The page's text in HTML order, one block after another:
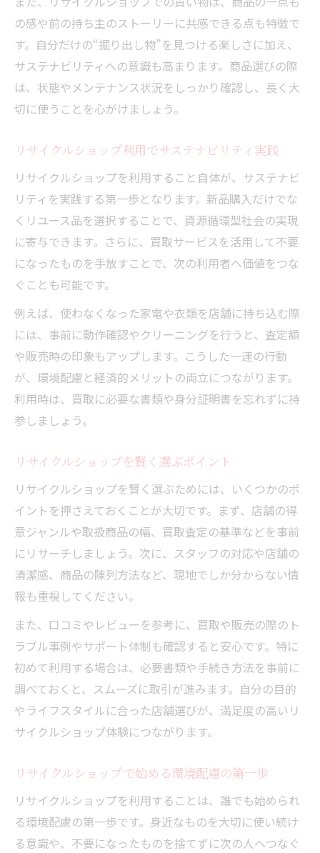
の感や前の持ち主のストーリーに共感できる点も特徴で
す。自分だけの“掘り出し物”を見つける楽しさに加え、
サステナビリティへの意識も高まります。商品選びの際
は、状態やメンテナンス状況をしっかり確認し、長く大
切に使うことを心がけましょう。
リサイクルショップ利用でサステナビリティ実践
リサイクルショップを利用すること自体が、サステナビ
リティを実践する第一歩となります。新品購入だけでな
くリユース品を選択することで、資源循環型社会の実現
に寄与できます。さらに、買取サービスを活用して不要
になったものを手放すことで、次の利用者へ価値をつな
ぐことも可能です。
例えば、使わなくなった家電や衣類を店舗に持ち込む際
には、事前に動作確認やクリーニングを行うと、査定額
や販売時の印象もアップします。こうした一連の行動
が、環境配慮と経済的メリットの両立につながります。
利用時は、買取に必要な書類や身分証明書を忘れずに持
参しましょう。
リサイクルショップを賢く選ぶポイント
リサイクルショップを賢く選ぶためには、いくつかのポ
イントを押さえておくことが大切です。まず、店舗の得
意ジャンルや取扱商品の幅、買取査定の基準などを事前
にリサーチしましょう。次に、スタッフの対応や店舗の
清潔感、商品の陳列方法など、現地でしか分からない情
報も重視してください。
また、口コミやレビューを参考に、買取や販売の際のト
ラブル事例やサポート体制も確認すると安心です。特に
初めて利用する場合は、必要書類や手続き方法を事前に
調べておくと、スムーズに取引が進みます。自分の目的
やライフスタイルに合った店舗選びが、満足度の高いリ
サイクルショップ体験につながります。
リサイクルショップで始める環境配慮の第一歩
リサイクルショップを利用することは、誰でも始められ
る環境配慮の第一歩です。身近なものを大切に使い続け
る意識や、不要になったものを捨てずに次の人へつなぐ